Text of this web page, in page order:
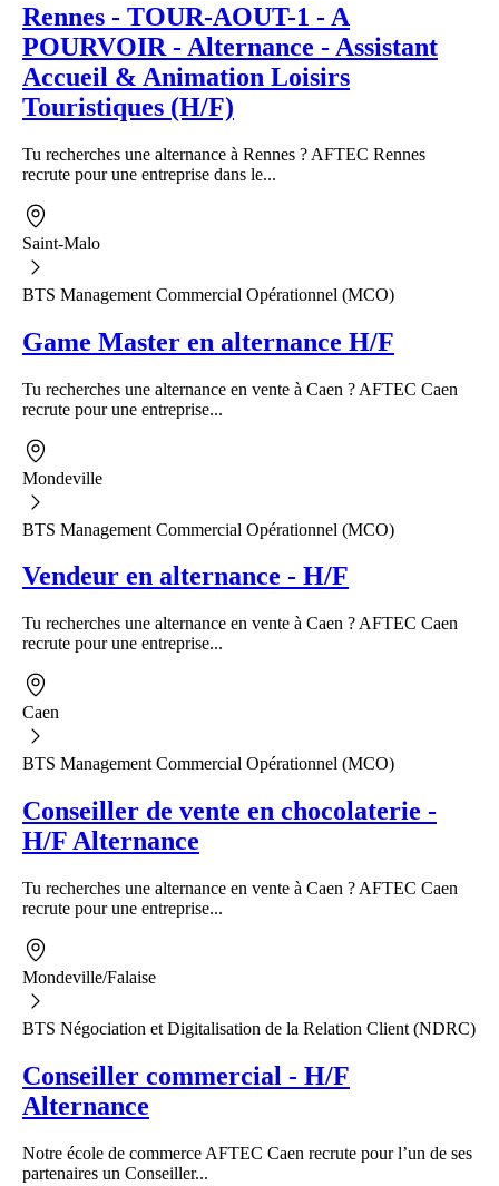
Rennes - TOUR-AOUT-1 - A
POURVOIR - Alternance - Assistant
Accueil & Animation Loisirs
Touristiques (H/F)
Tu recherches une alternance à Rennes ? AFTEC Rennes
recrute pour une entreprise dans le...
Saint-Malo
BTS Management Commercial Opérationnel (MCO)
Game Master en alternance H/F
Tu recherches une alternance en vente à Caen ? AFTEC Caen
recrute pour une entreprise...
Mondeville
BTS Management Commercial Opérationnel (MCO)
Vendeur en alternance - H/F
Tu recherches une alternance en vente à Caen ? AFTEC Caen
recrute pour une entreprise...
Caen
BTS Management Commercial Opérationnel (MCO)
Conseiller de vente en chocolaterie -
H/F Alternance
Tu recherches une alternance en vente à Caen ? AFTEC Caen
recrute pour une entreprise...
Mondeville/Falaise
BTS Négociation et Digitalisation de la Relation Client (NDRC)
Conseiller commercial - H/F
Alternance
Notre école de commerce AFTEC Caen recrute pour l’un de ses
partenaires un Conseiller...